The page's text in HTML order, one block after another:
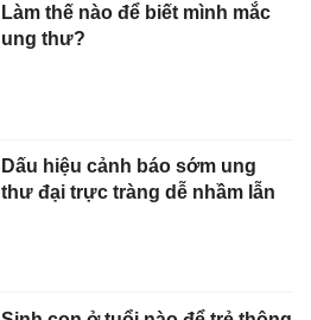
Làm thế nào để biết mình mắc
ung thư?
Dấu hiệu cảnh báo sớm ung
thư đại trực tràng dễ nhầm lẫn